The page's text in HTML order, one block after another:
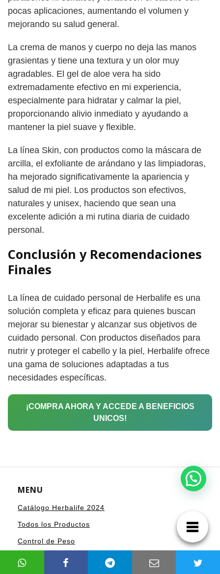
pocas aplicaciones, aumentando el volumen y
mejorando su salud general.
La crema de manos y cuerpo no deja las manos
grasientas y tiene una textura y un olor muy
agradables. El gel de aloe vera ha sido
extremadamente efectivo en mi experiencia,
especialmente para hidratar y calmar la piel,
proporcionando alivio inmediato y ayudando a
mantener la piel suave y flexible.
La línea Skin, con productos como la máscara de
arcilla, el exfoliante de arándano y las limpiadoras,
ha mejorado significativamente la apariencia y
salud de mi piel. Los productos son efectivos,
naturales y unisex, haciendo que sean una
excelente adición a mi rutina diaria de cuidado
personal.
Conclusión y Recomendaciones
Finales
La línea de cuidado personal de Herbalife es una
solución completa y eficaz para quienes buscan
mejorar su bienestar y alcanzar sus objetivos de
cuidado personal. Con productos diseñados para
nutrir y proteger el cabello y la piel, Herbalife ofrece
una gama de soluciones adaptadas a tus
necesidades específicas.
¡COMPRA AHORA Y ACCEDE A BENEFICIOS
UNICOS!
MENU
Catálogo Herbalife 2024
Todos los Productos
Control de Peso
Nutricional Diaria y Bienestar